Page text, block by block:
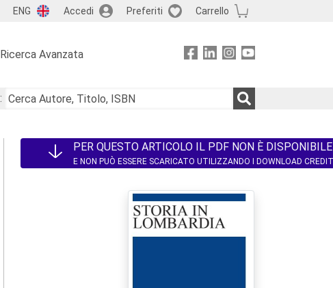
ENG Accedi Preferiti Carrello
Ricerca Avanzata
PER QUESTO ARTICOLO IL PDF NON È DISPONIBILE
E NON PUÒ ESSERE SCARICATO UTILIZZANDO I DOWNLOAD CREDIT